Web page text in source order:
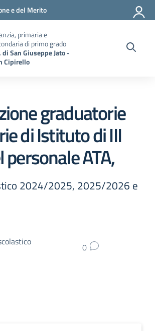
e del Merito
primaria e
di primo grado
di San Giuseppe Jato -
Cipirello
graduatorie
di Istituto di III
ATA,
2024/2025, 2025/2026 e
0